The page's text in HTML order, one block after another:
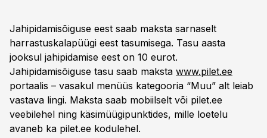
Jahipidamisõiguse eest saab maksta sarnaselt
harrastuskalapüügi eest tasumisega. Tasu aasta
jooksul jahipidamise eest on 10 eurot.
Jahipidamisõiguse tasu saab maksta www.pilet.ee
portaalis – vasakul menüüs kategooria “Muu” alt leiab
vastava lingi. Maksta saab mobiilselt või pilet.ee
veebilehel ning käsimüügipunktides, mille loetelu
avaneb ka pilet.ee kodulehel.